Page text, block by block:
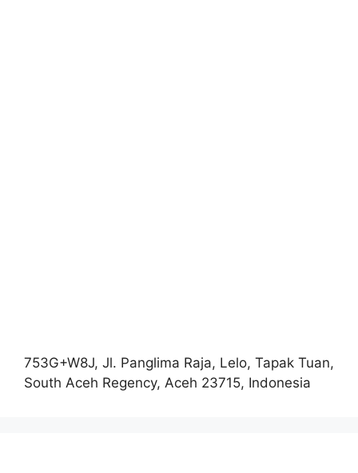
753G+W8J, Jl. Panglima Raja, Lelo, Tapak Tuan,
South Aceh Regency, Aceh 23715, Indonesia